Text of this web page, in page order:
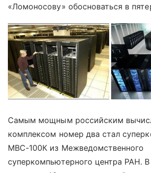
«Ломоносову» обосноваться в
Самым мощным российским
комплексом номер два стал
МВС-100К из Межведомственного
суперкомпьютерного центра РАН.